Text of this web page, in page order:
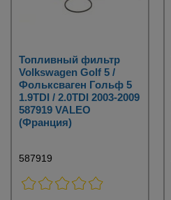
Топливный фильтр
Volkswagen Golf 5 /
Фольксваген Гольф 5
1.9TDI / 2.0TDI 2003-2009
587919 VALEO
(Франция)
587919